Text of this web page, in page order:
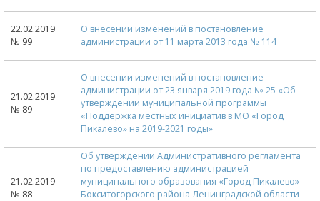
22.02.2019
№ 99
О внесении изменений в постановление
администрации от 11 марта 2013 года № 114
21.02.2019
№ 89
О внесении изменений в постановление
администрации от 23 января 2019 года № 25 «Об
утверждении муниципальной программы
«Поддержка местных инициатив в МО «Город
Пикалево» на 2019-2021 годы»
21.02.2019
№ 88
Об утверждении Административного регламента
по предоставлению администрацией
муниципального образования «Город Пикалево»
Бокситогорского района Ленинградской области